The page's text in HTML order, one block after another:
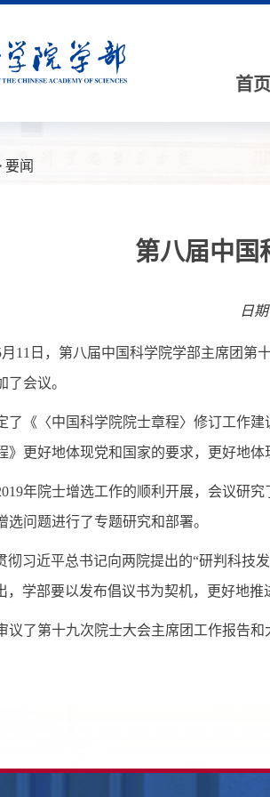
首页
要闻
第八届中国
日
日，第八届中国科学院学部主席团第
了会议。
〈中国科学院院士章程〉修订工作建
》更好地体现党和国家的要求，更好地
年院士增选工作的顺利开展，会议研究
选问题进行了专题研究和部署。
近平总书记向两院提出的“研判科技发
，学部要以发布倡议书为契机，更好地
了第十九次院士大会主席团工作报告和